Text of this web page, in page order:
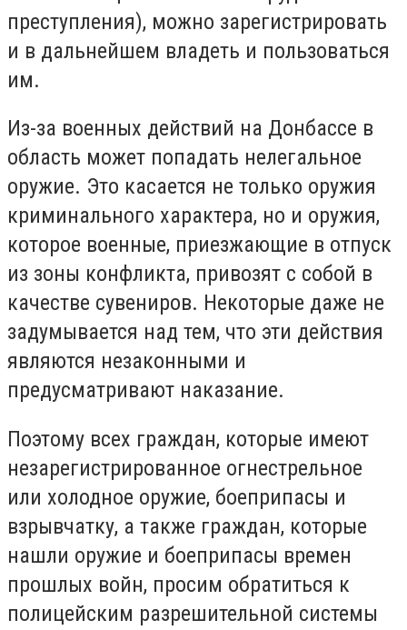
преступления), можно зарегистрировать
и в дальнейшем владеть и пользоваться
им.
Из-за военных действий на Донбассе в
область может попадать нелегальное
оружие. Это касается не только оружия
криминального характера, но и оружия,
которое военные, приезжающие в отпуск
из зоны конфликта, привозят с собой в
качестве сувениров. Некоторые даже не
задумывается над тем, что эти действия
являются незаконными и
предусматривают наказание.
Поэтому всех граждан, которые имеют
незарегистрированное огнестрельное
или холодное оружие, боеприпасы и
взрывчатку, а также граждан, которые
нашли оружие и боеприпасы времен
прошлых войн, просим обратиться к
полицейским разрешительной системы